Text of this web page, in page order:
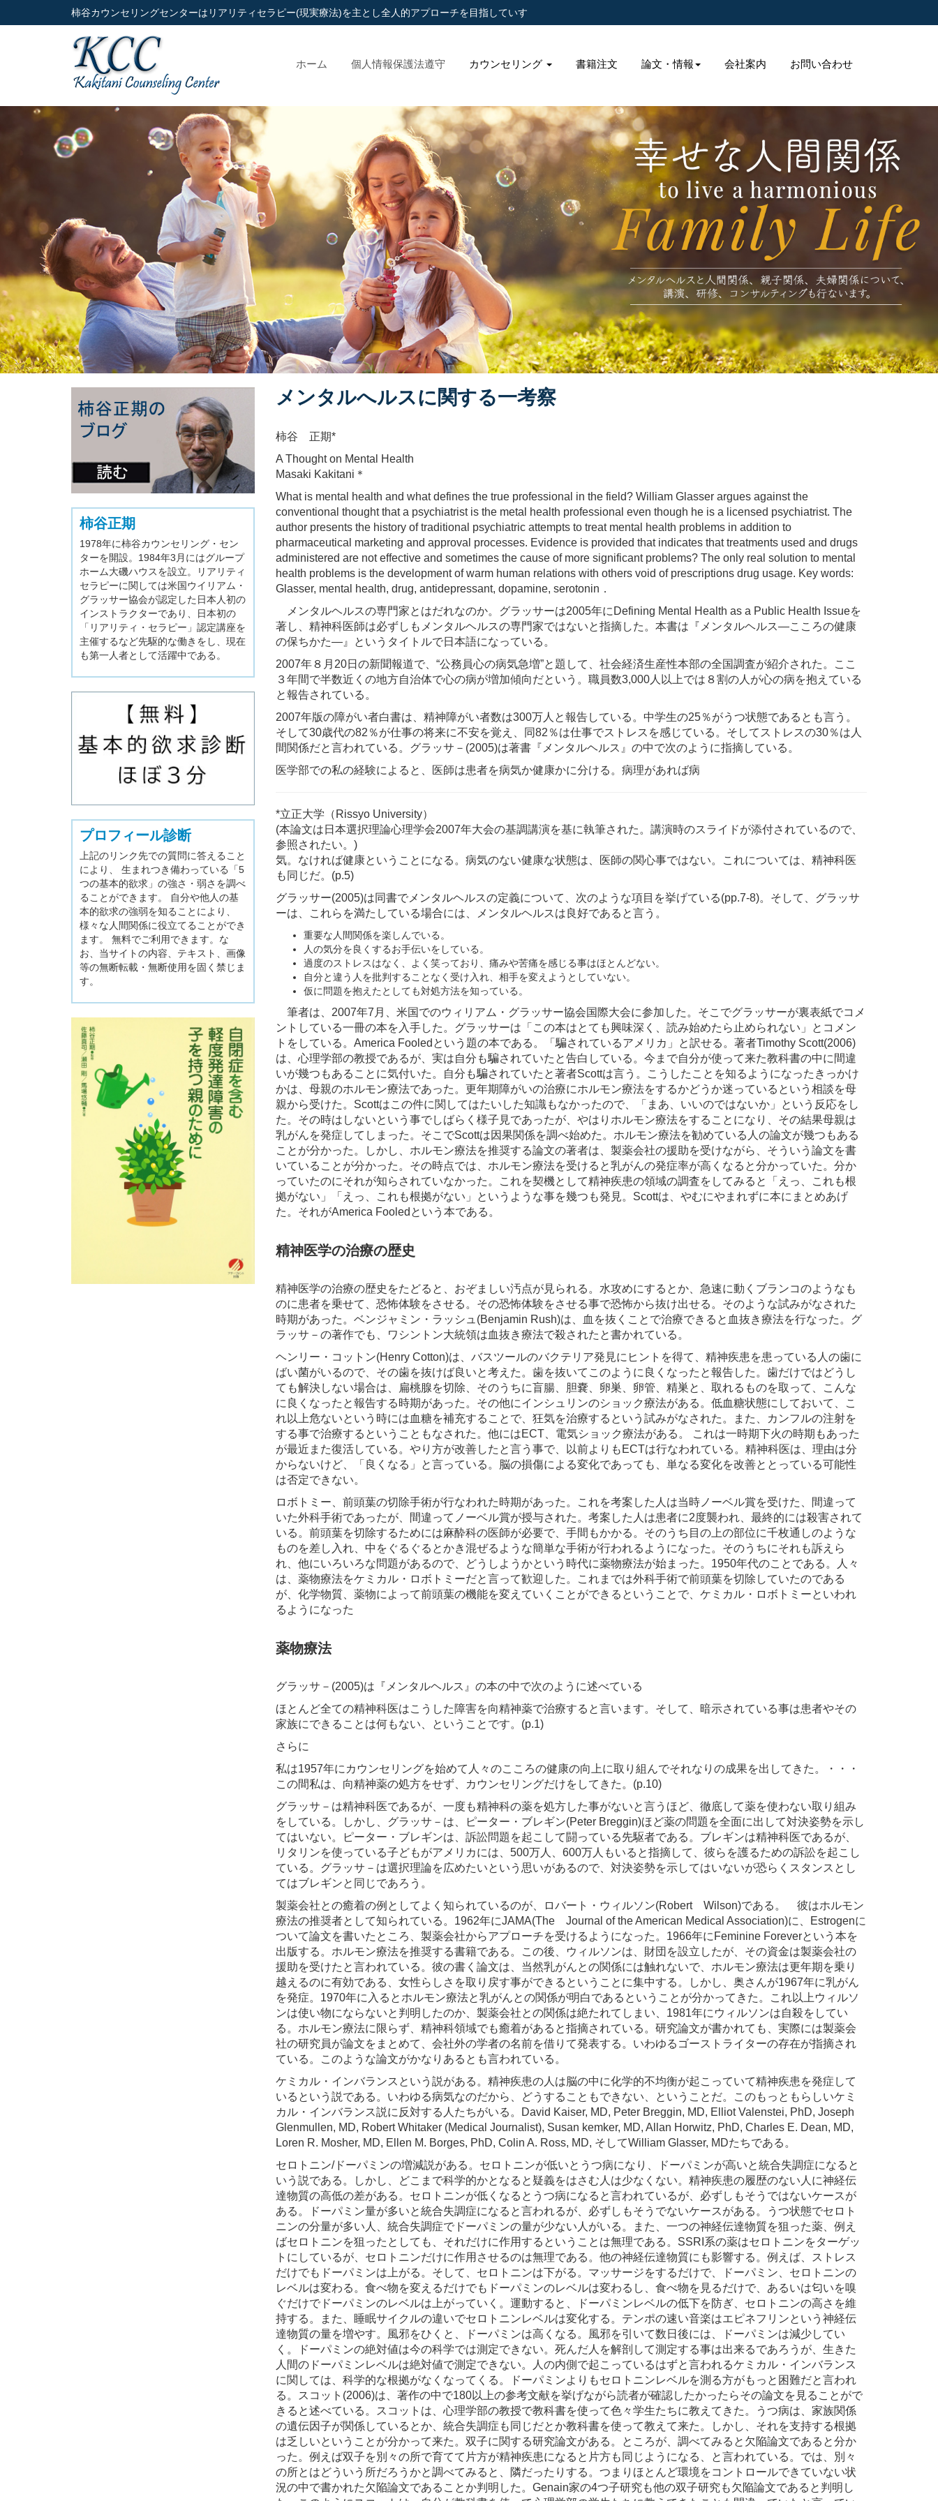
柿谷カウンセリングセンターはリアリティセラピー(現実療法)を主とし全人的アプローチを目指していす
ホーム 個人情報保護法遵守 カウンセリング 書籍注文 論文・情報 会社案内 お問い合わせ
メンタルへルスに関する一考察
柿谷 正期*
A Thought on Mental Health
Masaki Kakitani＊
What is mental health and what defines the true professional in the field? William Glasser argues against the
conventional thought that a psychiatrist is the metal health professional even though he is a licensed psychiatrist. The
author presents the history of traditional psychiatric attempts to treat mental health problems in addition to
pharmaceutical marketing and approval processes. Evidence is provided that indicates that treatments used and drugs
administered are not effective and sometimes the cause of more significant problems? The only real solution to mental
health problems is the development of warm human relations with others void of prescriptions drug usage. Key words:
Glasser, mental health, drug, antidepressant, dopamine, serotonin．
メンタルヘルスの専門家とはだれなのか。グラッサーは2005年にDefining Mental Health as a Public Health Issueを
著し、精神科医師は必ずしもメンタルヘルスの専門家ではないと指摘した。本書は『メンタルヘルス—こころの健康
の保ちかた—』というタイトルで日本語になっている。
2007年８月20日の新聞報道で、“公務員心の病気急増”と題して、社会経済生産性本部の全国調査が紹介された。ここ
３年間で半数近くの地方自治体で心の病が増加傾向だという。職員数3,000人以上では８割の人が心の病を抱えている
と報告されている。
2007年版の障がい者白書は、精神障がい者数は300万人と報告している。中学生の25％がうつ状態であるとも言う。
そして30歳代の82％が仕事の将来に不安を覚え、同82％は仕事でストレスを感じている。そしてストレスの30％は人
間関係だと言われている。グラッサ－(2005)は著書『メンタルヘルス』の中で次のように指摘している。
医学部での私の経験によると、医師は患者を病気か健康かに分ける。病理があれば病
*立正大学（Rissyo University）
(本論文は日本選択理論心理学会2007年大会の基調講演を基に執筆された。講演時のスライドが添付されているので、
参照されたい。)
気。なければ健康ということになる。病気のない健康な状態は、医師の関心事ではない。これについては、精神科医
も同じだ。(p.5)
グラッサー(2005)は同書でメンタルヘルスの定義について、次のような項目を挙げている(pp.7-8)。そして、グラッサ
ーは、これらを満たしている場合には、メンタルヘルスは良好であると言う。
重要な人間関係を楽しんでいる。
人の気分を良くするお手伝いをしている。
過度のストレスはなく、よく笑っており、痛みや苦痛を感じる事はほとんどない。
自分と違う人を批判することなく受け入れ、相手を変えようとしていない。
仮に問題を抱えたとしても対処方法を知っている。
筆者は、2007年7月、米国でのウィリアム・グラッサー協会国際大会に参加した。そこでグラッサーが裏表紙でコメ
ントしている一冊の本を入手した。グラッサーは「この本はとても興味深く、読み始めたら止められない」とコメン
トをしている。America Fooledという題の本である。「騙されているアメリカ」と訳せる。著者Timothy Scott(2006)
は、心理学部の教授であるが、実は自分も騙されていたと告白している。今まで自分が使って来た教科書の中に間違
いが幾つもあることに気付いた。自分も騙されていたと著者Scottは言う。こうしたことを知るようになったきっかけ
かは、母親のホルモン療法であった。更年期障がいの治療にホルモン療法をするかどうか迷っているという相談を母
親から受けた。Scottはこの件に関してはたいした知識もなかったので、「まあ、いいのではないか」という反応をし
た。その時はしないという事でしばらく様子見であったが、やはりホルモン療法をすることになり、その結果母親は
乳がんを発症してしまった。そこでScottは因果関係を調べ始めた。ホルモン療法を勧めている人の論文が幾つもある
ことが分かった。しかし、ホルモン療法を推奨する論文の著者は、製薬会社の援助を受けながら、そういう論文を書
いていることが分かった。その時点では、ホルモン療法を受けると乳がんの発症率が高くなると分かっていた。分か
っていたのにそれが知らされていなかった。これを契機として精神疾患の領域の調査をしてみると「えっ、これも根
拠がない」「えっ、これも根拠がない」というような事を幾つも発見。Scottは、やむにやまれずに本にまとめあげ
た。それがAmerica Fooledという本である。
精神医学の治療の歴史
精神医学の治療の歴史をたどると、おぞましい汚点が見られる。水攻めにするとか、急速に動くブランコのようなも
のに患者を乗せて、恐怖体験をさせる。その恐怖体験をさせる事で恐怖から抜け出せる。そのような試みがなされた
時期があった。ベンジャミン・ラッシュ(Benjamin Rush)は、血を抜くことで治療できると血抜き療法を行なった。グ
ラッサ－の著作でも、ワシントン大統領は血抜き療法で殺されたと書かれている。
ヘンリー・コットン(Henry Cotton)は、バスツールのバクテリア発見にヒントを得て、精神疾患を患っている人の歯に
ばい菌がいるので、その歯を抜けば良いと考えた。歯を抜いてこのように良くなったと報告した。歯だけではどうし
ても解決しない場合は、扁桃腺を切除、そのうちに盲腸、胆嚢、卵巣、卵管、精巣と、取れるものを取って、こんな
に良くなったと報告する時期があった。その他にインシュリンのショック療法がある。低血糖状態にしておいて、こ
れ以上危ないという時には血糖を補充することで、狂気を治療するという試みがなされた。また、カンフルの注射を
する事で治療するということもなされた。他にはECT、電気ショック療法がある。 これは一時期下火の時期もあった
が最近また復活している。やり方が改善したと言う事で、以前よりもECTは行なわれている。精神科医は、理由は分
からないけど、「良くなる」と言っている。脳の損傷による変化であっても、単なる変化を改善ととっている可能性
は否定できない。
ロボトミー、前頭葉の切除手術が行なわれた時期があった。これを考案した人は当時ノーベル賞を受けた、間違って
いた外科手術であったが、間違ってノーベル賞が授与された。考案した人は患者に2度襲われ、最終的には殺害されて
いる。前頭葉を切除するためには麻酔科の医師が必要で、手間もかかる。そのうち目の上の部位に千枚通しのような
ものを差し入れ、中をぐるぐるとかき混ぜるような簡単な手術が行われるようになった。そのうちにそれも訴えら
れ、他にいろいろな問題があるので、どうしようかという時代に薬物療法が始まった。1950年代のことである。人々
は、薬物療法をケミカル・ロボトミーだと言って歓迎した。これまでは外科手術で前頭葉を切除していたのである
が、化学物質、薬物によって前頭葉の機能を変えていくことができるということで、ケミカル・ロボトミーといわれ
るようになった
薬物療法
グラッサ－(2005)は『メンタルヘルス』の本の中で次のように述べている
ほとんど全ての精神科医はこうした障害を向精神薬で治療すると言います。そして、暗示されている事は患者やその
家族にできることは何もない、ということです。(p.1)
さらに
私は1957年にカウンセリングを始めて人々のこころの健康の向上に取り組んでそれなりの成果を出してきた。・・・
この間私は、向精神薬の処方をせず、カウンセリングだけをしてきた。(p.10)
グラッサ－は精神科医であるが、一度も精神科の薬を処方した事がないと言うほど、徹底して薬を使わない取り組み
をしている。しかし、グラッサ－は、ピーター・ブレギン(Peter Breggin)ほど薬の問題を全面に出して対決姿勢を示し
てはいない。ピーター・ブレギンは、訴訟問題を起こして闘っている先駆者である。ブレギンは精神科医であるが、
リタリンを使っている子どもがアメリカには、500万人、600万人もいると指摘して、彼らを護るための訴訟を起こし
ている。グラッサ－は選択理論を広めたいという思いがあるので、対決姿勢を示してはいないが恐らくスタンスとし
てはブレギンと同じであろう。
製薬会社との癒着の例としてよく知られているのが、ロバート・ウィルソン(Robert Wilson)である。 彼はホルモン
療法の推奨者として知られている。1962年にJAMA(The Journal of the American Medical Association)に、Estrogenに
ついて論文を書いたところ、製薬会社からアプローチを受けるようになった。1966年にFeminine Foreverという本を
出版する。ホルモン療法を推奨する書籍である。この後、ウィルソンは、財団を設立したが、その資金は製薬会社の
援助を受けたと言われている。彼の書く論文は、当然乳がんとの関係には触れないで、ホルモン療法は更年期を乗り
越えるのに有効である、女性らしさを取り戻す事ができるということに集中する。しかし、奥さんが1967年に乳がん
を発症。1970年に入るとホルモン療法と乳がんとの関係が明白であるということが分かってきた。これ以上ウィルソ
ンは使い物にならないと判明したのか、製薬会社との関係は絶たれてしまい、1981年にウィルソンは自殺をしてい
る。ホルモン療法に限らず、精神科領域でも癒着があると指摘されている。研究論文が書かれても、実際には製薬会
社の研究員が論文をまとめて、会社外の学者の名前を借りて発表する。いわゆるゴーストライターの存在が指摘され
ている。このような論文がかなりあるとも言われている。
ケミカル・インバランスという説がある。精神疾患の人は脳の中に化学的不均衡が起こっていて精神疾患を発症して
いるという説である。いわゆる病気なのだから、どうすることもできない、ということだ。このもっともらしいケミ
カル・インバランス説に反対する人たちがいる。David Kaiser, MD, Peter Breggin, MD, Elliot Valenstei, PhD, Joseph
Glenmullen, MD, Robert Whitaker (Medical Journalist), Susan kemker, MD, Allan Horwitz, PhD, Charles E. Dean, MD,
Loren R. Mosher, MD, Ellen M. Borges, PhD, Colin A. Ross, MD, そしてWilliam Glasser, MDたちである。
セロトニン/ドーパミンの増減説がある。セロトニンが低いとうつ病になり、ドーパミンが高いと統合失調症になると
いう説である。しかし、どこまで科学的かとなると疑義をはさむ人は少なくない。精神疾患の履歴のない人に神経伝
達物質の高低の差がある。セロトニンが低くなるとうつ病になると言われているが、必ずしもそうではないケースが
ある。ドーパミン量が多いと統合失調症になると言われるが、必ずしもそうでないケースがある。うつ状態でセロト
ニンの分量が多い人、統合失調症でドーパミンの量が少ない人がいる。また、一つの神経伝達物質を狙った薬、例え
ばセロトニンを狙ったとしても、それだけに作用するということは無理である。SSRI系の薬はセロトニンをターゲッ
トにしているが、セロトニンだけに作用させるのは無理である。他の神経伝達物質にも影響する。例えば、ストレス
だけでもドーパミンは上がる。そして、セロトニンは下がる。マッサージをするだけで、ドーパミン、セロトニンの
レベルは変わる。食べ物を変えるだけでもドーパミンのレベルは変わるし、食べ物を見るだけで、あるいは匂いを嗅
ぐだけでドーパミンのレベルは上がっていく。運動すると、ドーパミンレベルの低下を防ぎ、セロトニンの高さを維
持する。また、睡眠サイクルの違いでセロトニンレベルは変化する。テンポの速い音楽はエピネフリンという神経伝
達物質の量を増やす。風邪をひくと、ドーパミンは高くなる。風邪を引いて数日後には、ドーパミンは減少してい
く。ドーパミンの絶対値は今の科学では測定できない。死んだ人を解剖して測定する事は出来るであろうが、生きた
人間のドーパミンレベルは絶対値で測定できない。人の内側で起こっているはずと言われるケミカル・インバランス
に関しては、科学的な根拠がなくなってくる。ドーパミンよりもセロトニンレベルを測る方がもっと困難だと言われ
る。スコット(2006)は、著作の中で180以上の参考文献を挙げながら読者が確認したかったらその論文を見ることがで
きると述べている。スコットは、心理学部の教授で教科書を使って色々学生たちに教えてきた。うつ病は、家族関係
の遺伝因子が関係しているとか、統合失調症も同じだとか教科書を使って教えて来た。しかし、それを支持する根拠
は乏しいということが分かって来た。双子に関する研究論文がある。ところが、調べてみると欠陥論文であると分か
った。例えば双子を別々の所で育てて片方が精神疾患になると片方も同じようになる、と言われている。では、別々
の所とはどういう所だろうかと調べてみると、隣だったりする。つまりほとんど環境をコントロールできていない状
況の中で書かれた欠陥論文であることか判明した。Genain家の4つ子研究も他の双子研究も欠陥論文であると判明し
柿谷正期
1978年に柿谷カウンセリング・セン
ターを開設。1984年3月にはグループ
ホーム大磯ハウスを設立。リアリティ
セラピーに関しては米国ウイリアム・
グラッサー協会が認定した日本人初の
インストラクターであり、日本初の
「リアリティ・セラピー」認定講座を
主催するなど先駆的な働きをし、現在
も第一人者として活躍中である。
プロフィール診断
上記のリンク先での質問に答えること
により、 生まれつき備わっている「5
つの基本的欲求」の強さ・弱さを調べ
ることができます。 自分や他人の基
本的欲求の強弱を知ることにより、
様々な人間関係に役立てることができ
ます。 無料でご利用できます。な
お、当サイトの内容、テキスト、画像
等の無断転載・無断使用を固く禁じま
す。